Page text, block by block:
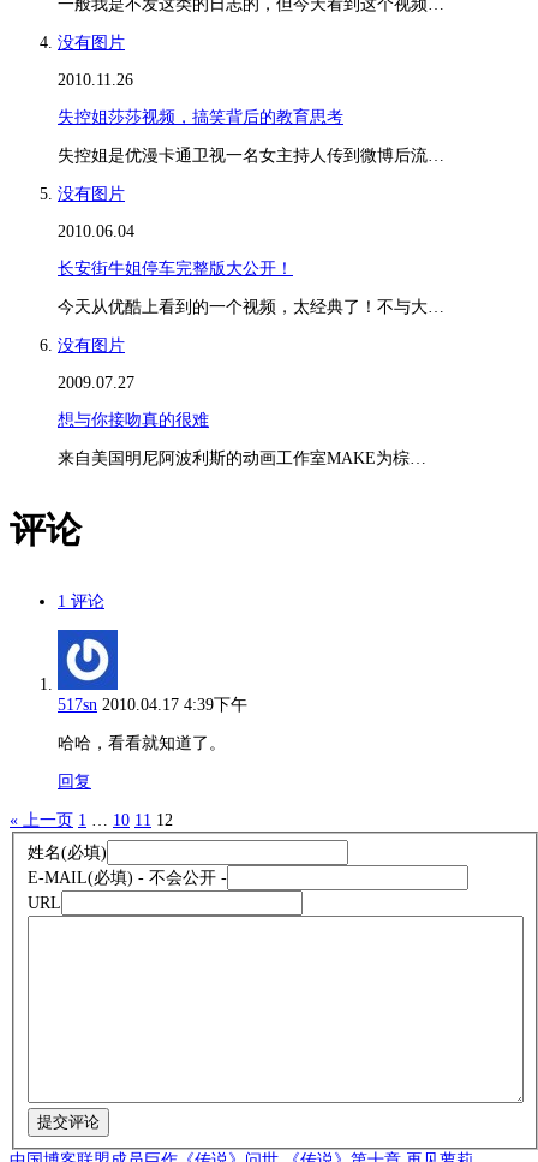
一般我是不发这类的日志的，但今天看到这个视频…
没有图片
2010.11.26
失控姐莎莎视频，搞笑背后的教育思考
失控姐是优漫卡通卫视一名女主持人传到微博后流…
没有图片
2010.06.04
长安街牛姐停车完整版大公开！
今天从优酷上看到的一个视频，太经典了！不与大…
没有图片
2009.07.27
想与你接吻真的很难
来自美国明尼阿波利斯的动画工作室MAKE为棕…
评论
1 评论
517sn 2010.04.17 4:39下午
哈哈，看看就知道了。
回复
« 上一页 1 10 11 12
姓名(必填)
E-MAIL(必填) - 不会公开 -
URL